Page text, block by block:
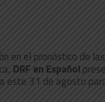
en el pronóstico de
DRF en Español
este 31 de agosto